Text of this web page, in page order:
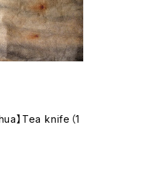
】Tea knife（1